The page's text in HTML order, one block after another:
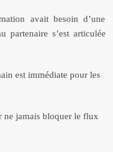
avait besoin d’une
partenaire s’est articulée
est immédiate pour les
ne jamais bloquer le flux